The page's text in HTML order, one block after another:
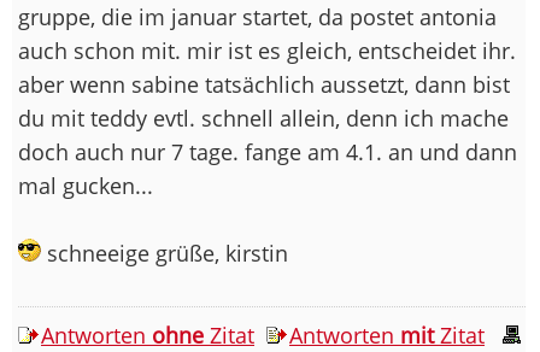
gruppe, die im januar startet, da postet antonia
auch schon mit. mir ist es gleich, entscheidet ihr.
aber wenn sabine tatsächlich aussetzt, dann bist
du mit teddy evtl. schnell allein, denn ich mache
doch auch nur 7 tage. fange am 4.1. an und dann
mal gucken...
schneeige grüße, kirstin
Antworten ohne Zitat Antworten mitZitat